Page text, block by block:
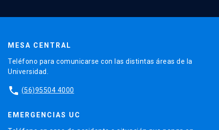
MESA CENTRAL
Teléfono para comunicarse con las distintas áreas de la
Universidad.
phone (56)95504 4000
EMERGENCIAS UC